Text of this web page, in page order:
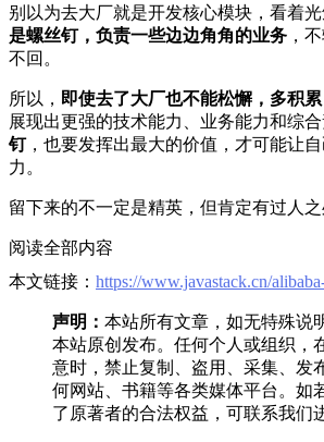
别以为去大厂就是开发核心模块，看着光
是螺丝钉，负责一些边边角角的业务 ，
不回。
所以， 即使去了大厂也不能松懈，多积
展现出更强的技术能力、业务能力和综
钉，也要发挥出最大的价值，才可能让
力。
留下来的不一定是精英，但肯定有过人之
阅读全部内容
本文链接： https://www.javastack.cn/
声明： 本站所有文章，如无特殊说
本站原创发布。任何个人或组织，
意时，禁止复制、盗用、采集、发
何网站、书籍等各类媒体平台。如
了原著者的合法权益，可联系我们